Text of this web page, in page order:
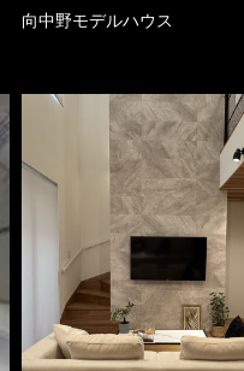
向中野モデルハウス